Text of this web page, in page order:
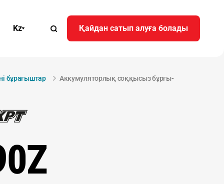
Kz Қайдан сатып алуға болады
бұрағыштар
Аккумуляторлық соққысыз бұрғы-